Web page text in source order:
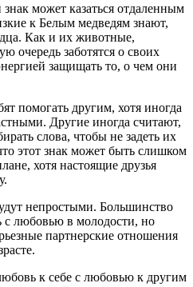
может казаться отдаленным
к Белым медведям знают,
Как и их животные,
очередь заботятся о своих
защищать то, о чем они
помогать другим, хотя иногда
Другие иногда считают,
слова, чтобы не задеть их
этот знак может быть слишком
хотя настоящие друзья
непростыми. Большинство
с любовью в молодости, но
партнерские отношения
к себе с любовью к другим